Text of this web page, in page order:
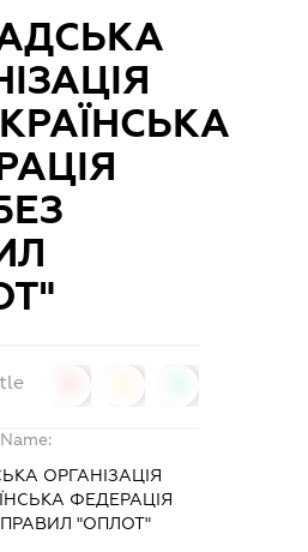
ОРГАНІЗАЦІЯ
ФЕДЕРАЦІЯ
ПРАВИЛ "ОПЛОТ"